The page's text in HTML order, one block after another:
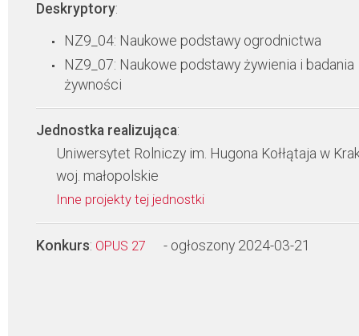
Deskryptory:
NZ9_04: Naukowe podstawy ogrodnictwa
NZ9_07: Naukowe podstawy żywienia i badania
żywności
Jednostka realizująca:
Uniwersytet Rolniczy im. Hugona Kołłątaja w
woj. małopolskie
Inne projekty tej jednostki
Konkurs: OPUS 27 - ogłoszony 2024-03-21